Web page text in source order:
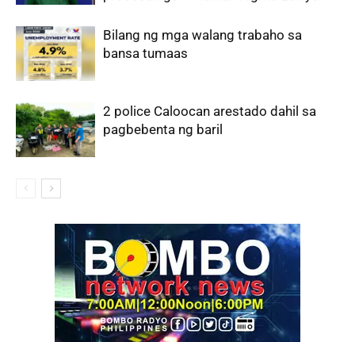
Bilang ng mga walang trabaho sa
bansa tumaas
2 police Caloocan arestado dahil sa
pagbebenta ng baril